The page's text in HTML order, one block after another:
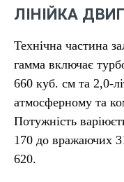
ЛІНІЙКА
Технічна частина
гамма включає
660 куб. см та 2,0-
атмосферному та
Потужність
170 до вражаючих
620.